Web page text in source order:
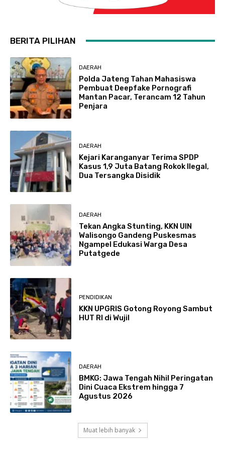
BERITA PILIHAN
DAERAH
Polda Jateng Tahan Mahasiswa
Pembuat Deepfake Pornografi
Mantan Pacar, Terancam 12 Tahun
Penjara
DAERAH
Kejari Karanganyar Terima SPDP
Kasus 1,9 Juta Batang Rokok Ilegal,
Dua Tersangka Disidik
DAERAH
Tekan Angka Stunting, KKN UIN
Walisongo Gandeng Puskesmas
Ngampel Edukasi Warga Desa
Putatgede
PENDIDIKAN
KKN UPGRIS Gotong Royong Sambut
HUT RI di Wujil
DAERAH
BMKG: Jawa Tengah Nihil Peringatan
Dini Cuaca Ekstrem hingga 7
Agustus 2026
Muat lebih banyak